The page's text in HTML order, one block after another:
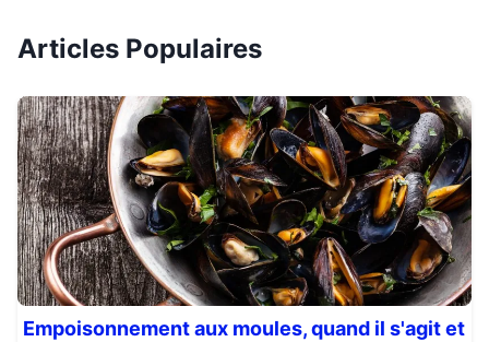
Articles Populaires
Empoisonnement aux moules, quand il s'agit et